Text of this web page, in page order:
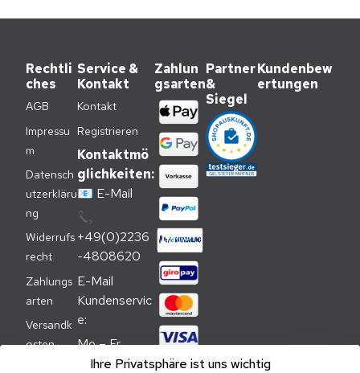
Ihre Privatsphäre ist uns wichtig
Rechtli
ches
AGB
Impressu
m
Datensch
utzerkläru
ng
Widerrufs
recht
Zahlungs
arten
Versandk
osten
Service &
Kontakt
Kontakt
Registrieren
Kontaktmö
glichkeiten:
📧 E-Mail
📞
+49(0)2236
-4808620
E-Mail
Kundenservic
e:
Mo – Fr
09:00 –
Zahlun
gsarten
Partner
&
Siegel
Kundenbew
ertungen